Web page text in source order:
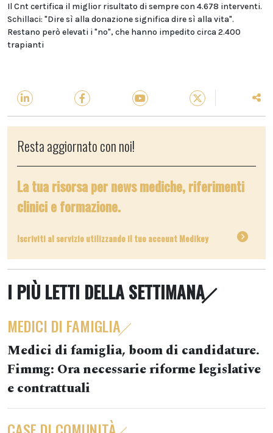
Il Cnt certifica il miglior risultato di sempre con 4.678 interventi.
Schillaci: "Dire sì alla donazione significa dire sì alla vita".
Restano però elevati i "no", che hanno impedito circa 2.400
trapianti
Resta aggiornato con noi!
La tua risorsa per news mediche, riferimenti
clinici e formazione.
Iscriviti al servizio utilizzando il tuo account Medikey
I PIÙ LETTI DELLA SETTIMANA
MEDICI DI FAMIGLIA
Medici di famiglia, boom di candidature.
Fimmg: Ora necessarie riforme legislative
e contrattuali